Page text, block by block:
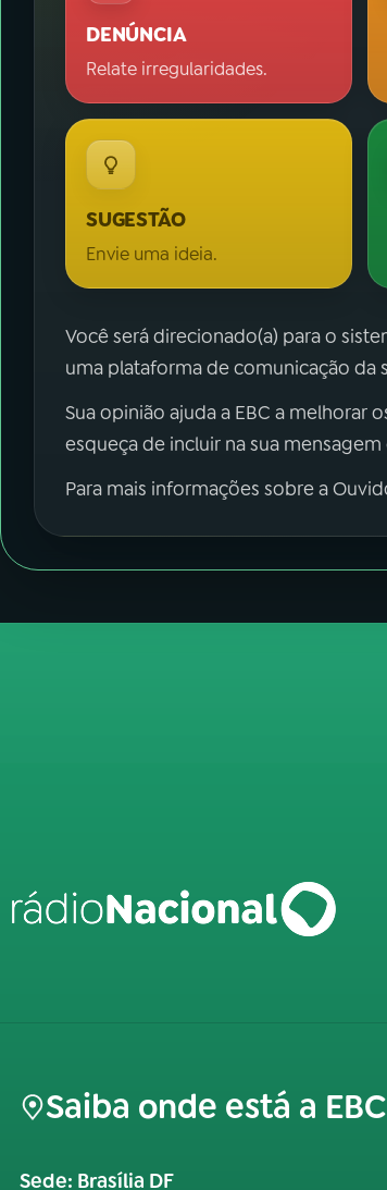
DENÚNCIA
Relate irregularidades.
SUGESTÃO
Envie uma ideia.
Você será direcionado(a) para o
uma plataforma de comunicação da
Sua opinião ajuda a EBC a melhorar
esqueça de incluir na sua
Para mais informações sobre a
Saiba onde está a EBC
Sede: Brasília DF